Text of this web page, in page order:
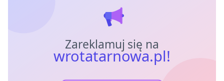
Zareklamuj się na
wrotatarnowa.pl!